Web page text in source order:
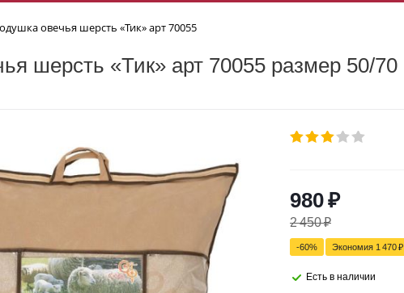
овечья шерсть «Тик» арт 70055
шерсть «Тик» арт 70055 размер 50/70
980₽
2 450₽
-60% Экономия 1 470₽
Есть в наличии